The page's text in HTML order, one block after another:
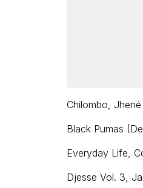
Chilombo,
Black Pumas
Everyday Life,
Djesse Vol. 3,